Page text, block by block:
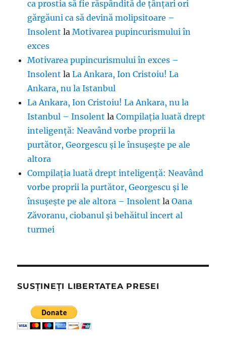
ca prostia să fie răspândită de țânțari ori
gărgăuni ca să devină molipsitoare –
Insolent laMotivarea pupincurismului în
exces
Motivarea pupincurismului în exces –
Insolent laLa Ankara, Ion Cristoiu! La
Ankara, nu la Istanbul
La Ankara, Ion Cristoiu! La Ankara, nu la
Istanbul – Insolent laCompilația luată drept
inteligență: Neavând vorbe proprii la
purtător, Georgescu și le însușește pe ale
altora
Compilația luată drept inteligență: Neavând
vorbe proprii la purtător, Georgescu și le
însușește pe ale altora – Insolent laOana
Zăvoranu, ciobanul și behăitul incert al
turmei
SUSȚINEȚI LIBERTATEA PRESEI